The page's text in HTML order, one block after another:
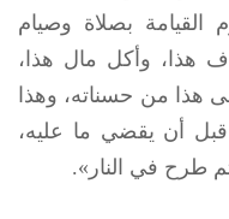
بصلاة وصيام
هذا، وأكل مال هذا،
من حسناته، وهذا
أن يقضي ما عليه،
طرح في النار».